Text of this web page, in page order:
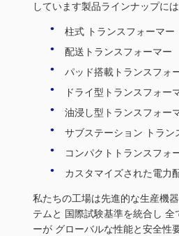
しています製品ラインナップには
柱式 トランスフォーマー
配送トランスフォーマー
パッド搭載トランスフォ
ドライ型トランスフォー
油浸し型トランスフォー
サブステーション トラン
コンパクトトランスフォ
カスタマイズされた電力
私たちの工場は先進的な生産機
テムと 国際試験基準を統合し 全
ーが グローバルな性能と安全性